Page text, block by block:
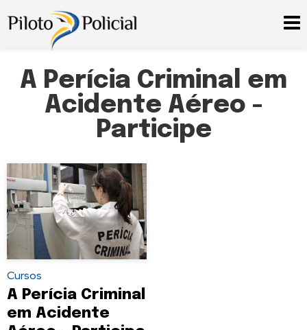
A Perícia Criminal em
Acidente Aéreo -
Participe
Cursos
A Perícia Criminal
em Acidente